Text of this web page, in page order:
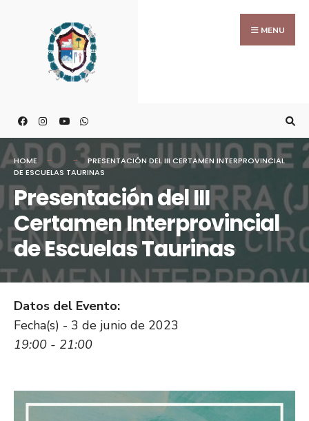
MENU
HOME
PRESENTACIÓN DEL III CERTAMEN INTERPROVINCIAL
DE ESCUELAS TAURINAS
Presentación del III
Certamen Interprovincial
de Escuelas Taurinas
Datos del Evento:
Fecha(s) - 3 de junio de 2023
19:00 - 21:00